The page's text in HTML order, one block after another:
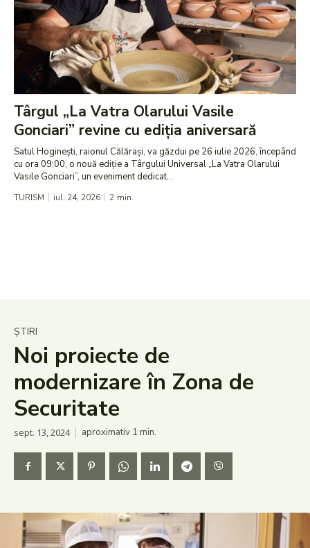
Târgul „La Vatra Olarului Vasile
Gonciari” revine cu ediția aniversară
Satul Hoginești, raionul Călărași, va găzdui pe 26 iulie 2026, începând
cu ora 09:00, o nouă ediție a Târgului Universal „La Vatra Olarului
Vasile Gonciari”, un eveniment dedicat...
TURISM iul. 24, 2026 2 min.